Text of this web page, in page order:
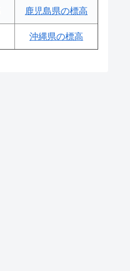
鹿児島県の標高
沖縄県の標高